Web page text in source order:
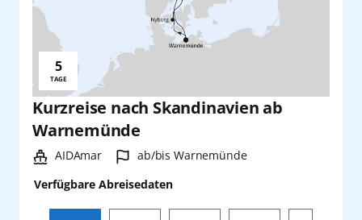
Kurzreise nach Skandinavien ab
Warnemünde
Schiff:
AIDAmar Hafen:
ab/bis Warnemünde
Verfügbare Abreisedaten
Reisedauer:
5
TAGE